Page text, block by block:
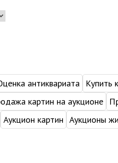
антиквариата
Купить
картин на аукционе
Аукцион картин Аукционы